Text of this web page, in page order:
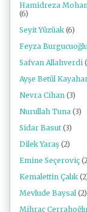
Hamidreza
(6)
Seyit Yüzüak (6)
Feyza
Safvan Allahverdi
Ayşe Betül
Nevra Cihan (3)
Nurullah Tuna (3)
Sidar Basut (3)
Dilek Yaraş (2)
Emine Seçeroviç
Kemalettin Çalık
Mevlude Baysal (2)
Mihraç Cerrahoğlu